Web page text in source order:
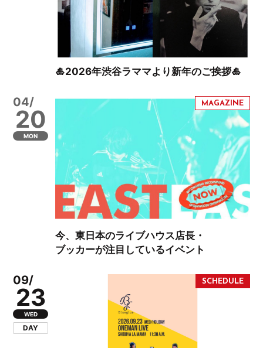
🎍2026年渋谷ラママより新年のご挨拶🎍
04/
20
MON
今、東日本のライブハウス店長・
ブッカーが注目しているイベント
09/
23
WED
DAY